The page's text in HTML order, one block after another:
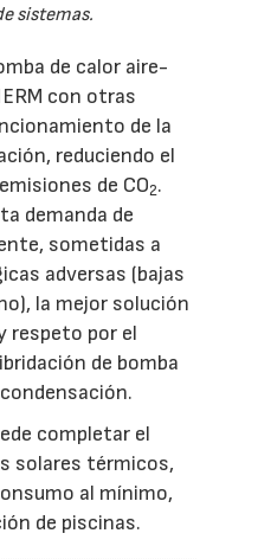
sistemas.
de calor aire-
con otras
de la
reduciendo el
de CO2.
demanda de
sometidas a
adversas (bajas
la mejor solución
respeto por el
de bomba
completar el
solares térmicos,
al mínimo,
de piscinas.